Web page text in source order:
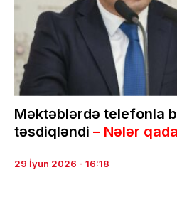
Məktəblərdə telefonla
təsdiqləndi – Nələr
29 İyun 2026 - 16:18